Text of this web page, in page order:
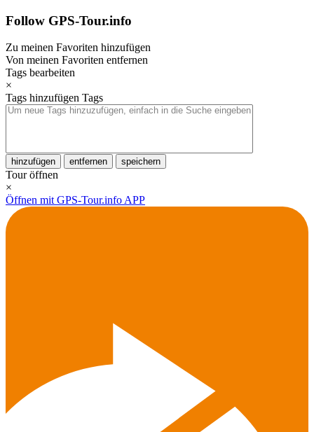
Follow GPS-Tour.info
Zu meinen Favoriten hinzufügen
Von meinen Favoriten entfernen
Tags bearbeiten
×
Tags hinzufügen Tags
hinzufügen entfernen speichern
Tour öffnen
×
Öffnen mit GPS-Tour.info APP